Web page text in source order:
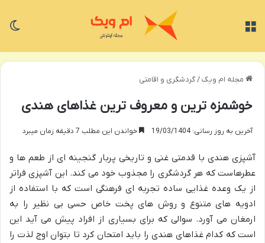
مجله ام ویک/گردشگری و اقامتی
خوشمزه ترین و معروف ترین غذاهای هندی
آخرین به روز رسانی: 19/03/1404 خواندن این مطلب 7 دقیقه زمان میبرد
آشپزی هندی با قدمتی غنی و تاریخی پربار گنجینه ای از طعم ها و
عطرهاست که هر گردشگری را مجذوب خود می کند. این آشپزی فراتر
از یک وعده غذایی ساده تجربه ای فرهنگی است که با استفاده از
ادویه های متنوع و روش های پخت خاص حسی بی نظیر را به
ارمغان می آورد. سوالی که برای بسیاری از افراد پیش می آید این
است که کدام غذاهای هندی را باید امتحان کرد تا بتوان اوج لذت را